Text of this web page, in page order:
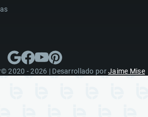
2020 - 2026 | Desarrollado porJaime Mise